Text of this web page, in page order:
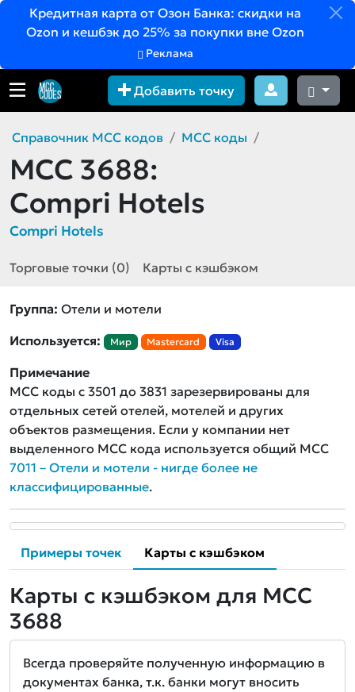
Кредитная карта от Озон Банка: скидки на
Ozon и кешбэк до 25% за покупки вне Ozon
Реклама
Добавить точку
Справочник MCC кодов MCC коды
MCC 3688:
Compri Hotels
Compri Hotels
Торговые точки (0) Карты с кэшбэком
Группа: Отели и мотели
Используется:
Мир Mastercard Visa
Примечание
MCC коды с 3501 до 3831 зарезервированы для
отдельных сетей отелей, мотелей и других
объектов размещения. Если у компании нет
выделенного MCC кода используется общий MCC
7011 – Отели и мотели - нигде более не
классифицированные.
Примеры точек Карты с кэшбэком
Карты с кэшбэком для MCC
3688
Всегда проверяйте полученную информацию в
документах банка, т.к. банки могут вносить